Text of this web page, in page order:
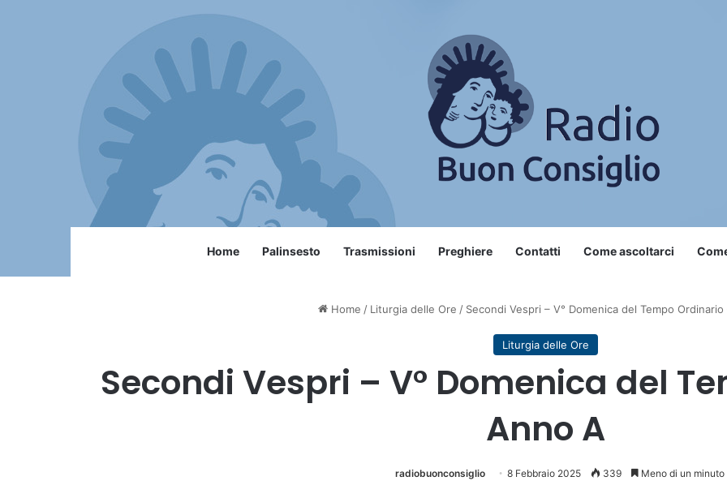
Home Palinsesto Trasmissioni Preghiere Contatti Come ascoltarci
Home / Liturgia delle Ore / Secondi Vespri – V° Domenica del Tempo Ordinario
Liturgia delle Ore
Secondi Vespri – V° Domenica del
Anno A
radiobuonconsiglio 8 Febbraio 2025 339 Meno di un minuto